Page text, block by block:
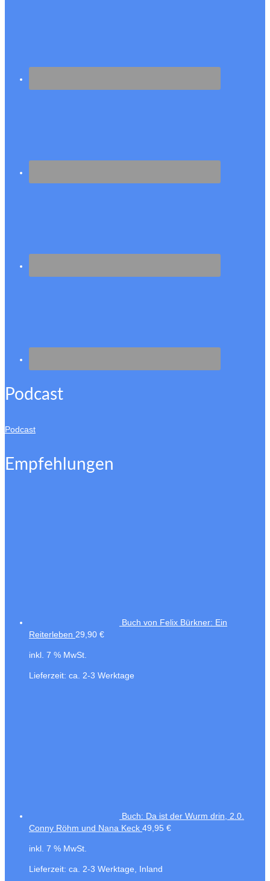
Podcast
Podcast
Empfehlungen
Buch von Felix Bürkner: Ein
Reiterleben 29,90 €
inkl. 7 % MwSt.
Lieferzeit: ca. 2-3 Werktage
Buch: Da ist der Wurm drin, 2.0.
Conny Röhm und Nana Keck 49,95 €
inkl. 7 % MwSt.
Lieferzeit: ca. 2-3 Werktage, Inland